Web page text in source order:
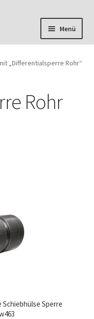
Menü
„Differentialsperre Rohr“
Rohr
Sperre